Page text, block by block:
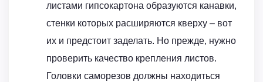
листами гипсокартона образуются канавки,
стенки которых расширяются кверху – вот
их и предстоит заделать. Но прежде, нужно
проверить качество крепления листов.
Головки саморезов должны находиться